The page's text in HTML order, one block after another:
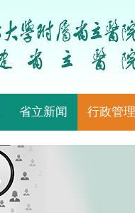
省立新闻 行政管理